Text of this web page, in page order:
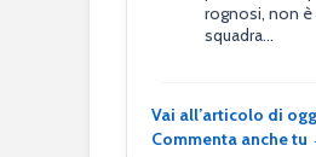
rognosi, non è
squadra…
Vai all’articolo di
Commenta anche tu